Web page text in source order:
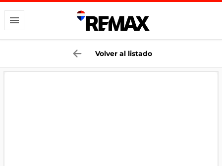
Volver al listado